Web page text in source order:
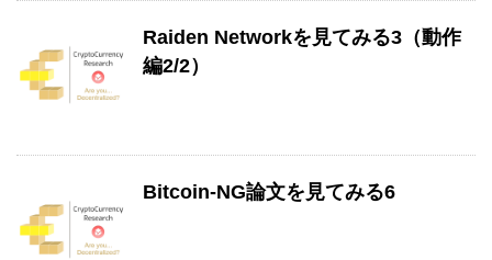
Raiden Networkを見てみる3（動作
編2/2）
Bitcoin-NG論文を見てみる6